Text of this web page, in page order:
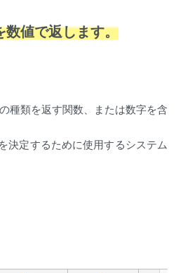
数値で返します。
種類を返す関数、または数字を含
決定するために使用するシステム